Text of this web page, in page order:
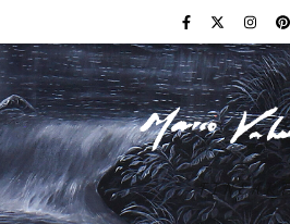
F I N E A R T